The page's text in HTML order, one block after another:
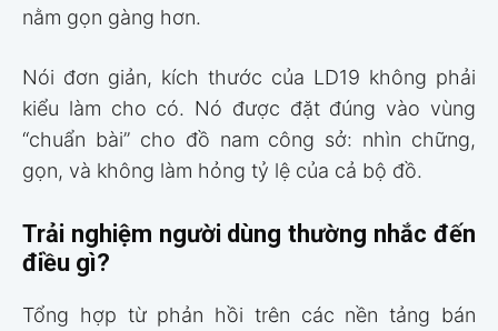
nằm gọn gàng hơn.
Nói đơn giản, kích thước của LD19 không phải
kiểu làm cho có. Nó được đặt đúng vào vùng
“chuẩn bài” cho đồ nam công sở: nhìn chững,
gọn, và không làm hỏng tỷ lệ của cả bộ đồ.
Trải nghiệm người dùng thường nhắc đến
điều gì?
Tổng hợp từ phản hồi trên các nền tảng bán